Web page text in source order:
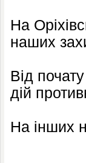
На
наших
Від
дій
На інших